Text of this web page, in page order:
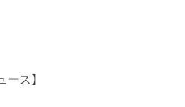
ース】